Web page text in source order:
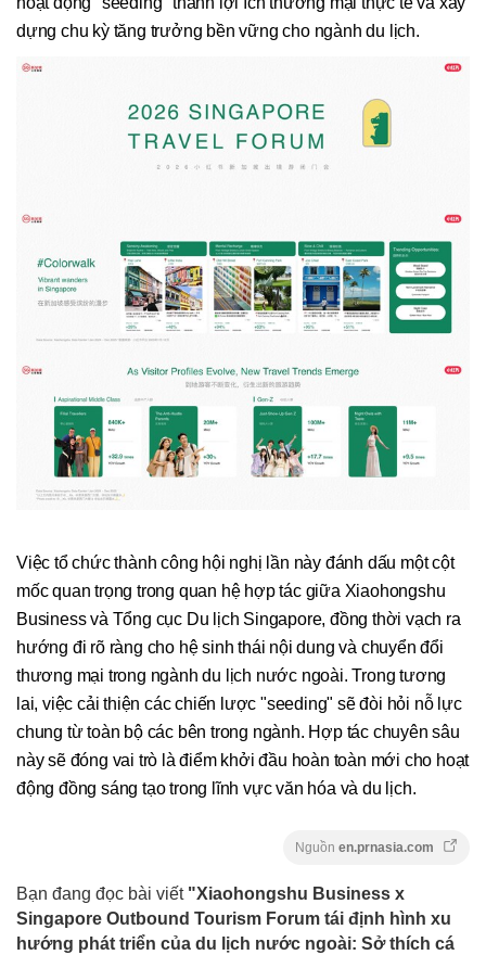
dựng chu kỳ tăng trưởng bền vững cho ngành du lịch.
Việc tổ chức thành công hội nghị lần này đánh dấu một cột
mốc quan trọng trong quan hệ hợp tác giữa Xiaohongshu
Business và Tổng cục Du lịch Singapore, đồng thời vạch ra
hướng đi rõ ràng cho hệ sinh thái nội dung và chuyển đổi
thương mại trong ngành du lịch nước ngoài. Trong tương
lai, việc cải thiện các chiến lược "seeding" sẽ đòi hỏi nỗ lực
chung từ toàn bộ các bên trong ngành. Hợp tác chuyên sâu
này sẽ đóng vai trò là điểm khởi đầu hoàn toàn mới cho hoạt
động đồng sáng tạo trong lĩnh vực văn hóa và du lịch.
Nguồn en.prnasia.com
Bạn đang đọc bài viết "Xiaohongshu Business x
Singapore Outbound Tourism Forum tái định hình xu
hướng phát triển của du lịch nước ngoài: Sở thích cá